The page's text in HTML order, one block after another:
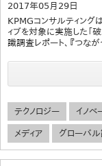
2017年05月29日
KPMGコンサルティング
ィブを対象に実施した
識調査レポート、『つな
テクノロジー イノベ
メディア グローバ